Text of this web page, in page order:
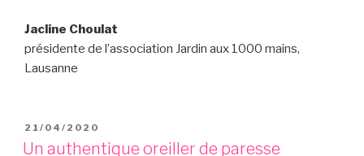
Jacline Choulat
présidente de l’association Jardin aux 1000 mains,
Lausanne
PUBLIÉ
LE
21/04/2020
Un authentique oreiller de paresse